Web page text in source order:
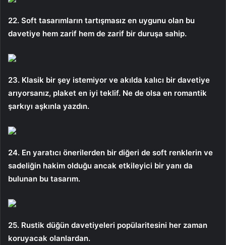
22. Soft tasarımların tartışmasız en uygunu olan bu
davetiye hem zarif hem de zarif bir duruşa sahip.
23. Klasik bir şey istemiyor ve akılda kalıcı bir davetiye
arıyorsanız, plaket en iyi teklif. Ne de olsa en romantik
şarkıyı aşkınla yazdın.
24. En yaratıcı önerilerden bir diğeri de soft renklerin ve
sadeliğin hakim olduğu ancak etkileyici bir yanı da
bulunan bu tasarım.
25. Rustik düğün davetiyeleri popülaritesini her zaman
koruyacak olanlardan.